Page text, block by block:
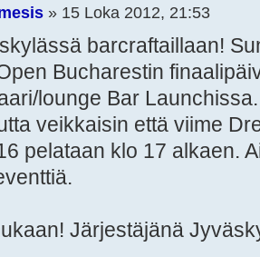
» 15 Loka 2012, 21:53
barcraftaillaan!
Bucharestin
lounge Bar
veikkaisin että viime
pelataan klo 17 alkaen.
Järjestäjänä